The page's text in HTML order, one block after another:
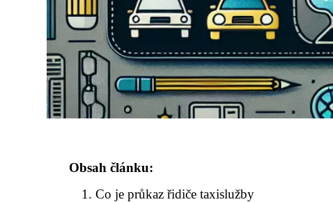
Obsah článku:
Co je průkaz řidiče taxislužby